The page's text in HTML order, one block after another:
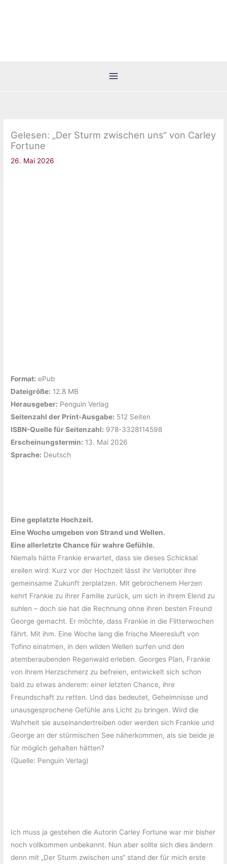
Gelesen: „Der Sturm zwischen uns“ von Carley
Fortune
26. Mai 2026
Format: ePub
Dateigröße: ‎12.8 MB
Herausgeber: ‎Penguin Verlag
Seitenzahl der Print-Ausgabe: ‎512 Seiten
ISBN-Quelle für Seitenzahl: ‎978-3328114598
Erscheinungstermin: ‎13. Mai 2026
Sprache: ‎Deutsch
Eine geplatzte Hochzeit.
Eine Woche umgeben von Strand und Wellen.
Eine allerletzte Chance für wahre Gefühle.
Niemals hätte Frankie erwartet, dass sie dieses Schicksal
ereilen wird: Kurz vor der Hochzeit lässt ihr Verlobter ihre
gemeinsame Zukunft zerplatzen. Mit gebrochenem Herzen
kehrt Frankie zu ihrer Familie zurück, um sich in ihrem Elend zu
suhlen – doch sie hat die Rechnung ohne ihren besten Freund
George gemacht. Er möchte, dass Frankie in die Flitterwochen
fährt. Mit ihm. Eine Woche lang die frische Meeresluft von
Tofino einatmen, in den wilden Wellen surfen und den
atemberaubenden Regenwald erleben. Georges Plan, Frankie
von ihrem Herzschmerz zu befreien, entwickelt sich schon
bald zu etwas anderem: einer letzten Chance, ihre
Freundschaft zu retten. Und das bedeutet, Geheimnisse und
unausgesprochene Gefühle ans Licht zu bringen. Wird die
Wahrheit sie auseinandertreiben oder werden sich Frankie und
George an der stürmischen See näherkommen, als sie beide je
für möglich gehalten hätten?
(Quelle: Penguin Verlag)
Ich muss ja gestehen die Autorin Carley Fortune war mir bisher
noch vollkommen unbekannt. Nun aber sollte sich dies ändern
denn mit „Der Sturm zwischen uns“ stand der für mich erste